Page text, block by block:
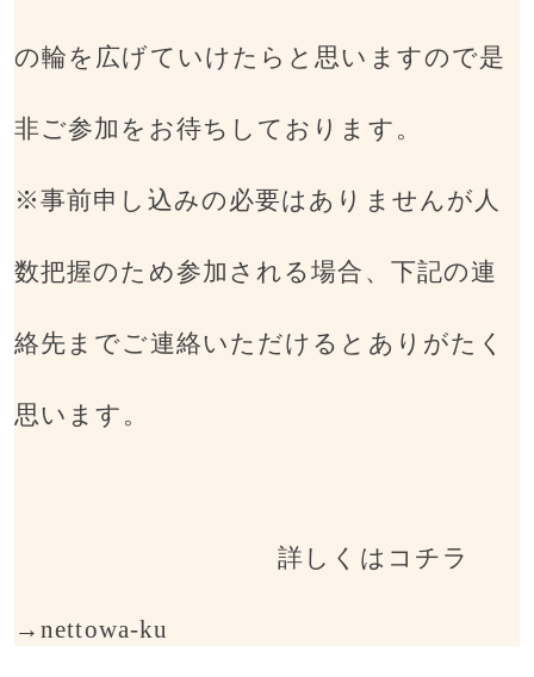
の輪を広げていけたらと思いますので是
非ご参加をお待ちしております。
※事前申し込みの必要はありませんが人
数把握のため参加される場合、下記の連
絡先までご連絡いただけるとありがたく
思います。
詳しくはコチラ
→nettowa-ku